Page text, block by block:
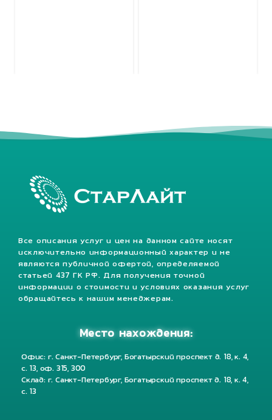
Все описания услуг и цен на данном сайте носят
исключительно информационный характер и не
являются публичной офертой, определяемой
статьей 437 ГК РФ. Для получения точной
информации о стоимости и условиях оказания услуг
обращайтесь к нашим менеджерам.
Место нахождения:
Офис: г. Санкт-Петербург, Богатырский проспект д. 18, к. 4,
с. 13, оф. 315, 300
Склад: г. Санкт-Петербург, Богатырский проспект д. 18, к. 4,
с. 13